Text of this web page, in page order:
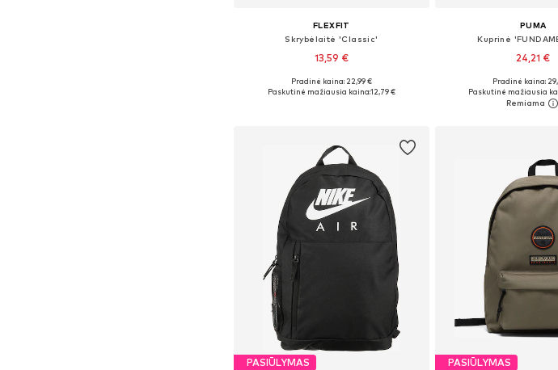
FLEXFIT
Skrybėlaitė 'Classic'
13,59 €
+14
Galimi dydžiai: 48-54
Pradinė kaina: 22,99 €
Paskutinė mažiausia kaina:12,79 €
PUMA
Kuprinė
24,21 €
Galimi dydžiai:
Į krepšelį
Pradinė kaina:
Paskutinė mažiausia
PASIŪLYMAS PASIŪLYMAS